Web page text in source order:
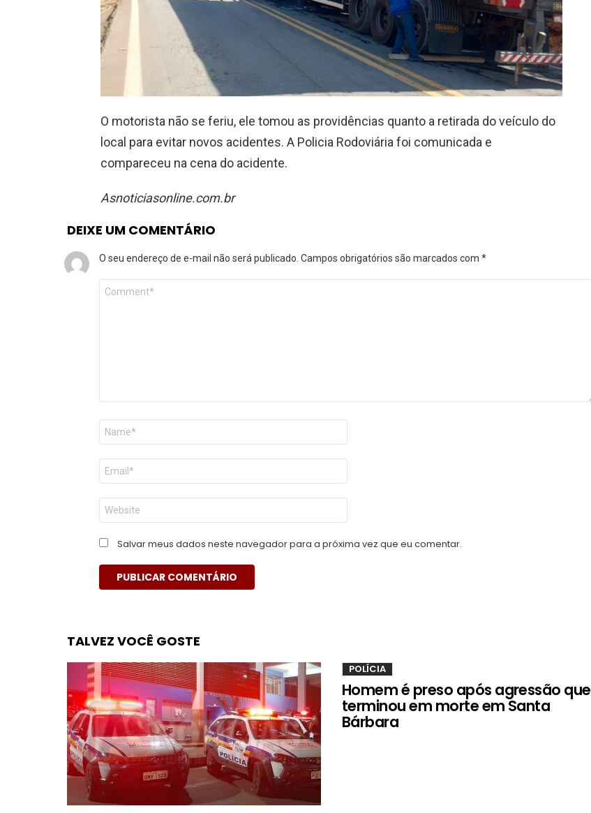
O motorista não se feriu, ele tomou as providências quanto a retirada do veículo do
local para evitar novos acidentes. A Policia Rodoviária foi comunicada e
compareceu na cena do acidente.
Asnoticiasonline.com.br
DEIXE UM COMENTÁRIO
O seu endereço de e-mail não será publicado. Campos obrigatórios são marcados com *
Comentário
Nome
E-
mail
*
Site
Salvar meus dados neste navegador para a próxima vez que eu comentar.
TALVEZ VOCÊ GOSTE
POLÍCIA
Homem é preso após agressão que
terminou em morte em Santa
Bárbara